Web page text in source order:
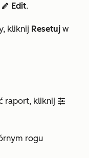
edit Edit.
kliknij Resetuj w
raport, kliknij filter
rogu